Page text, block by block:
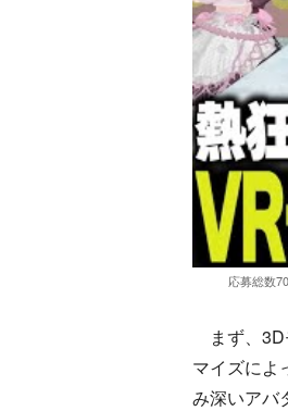
応募総数
まず、3D
マイズによ
み深いアバ